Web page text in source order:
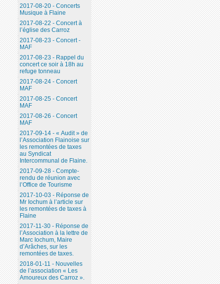
2017-08-20 - Concerts
Musique à Flaine
2017-08-22 - Concert à
l’église des Carroz
2017-08-23 - Concert -
MAF
2017-08-23 - Rappel du
concert ce soir à 18h au
refuge tonneau
2017-08-24 - Concert
MAF
2017-08-25 - Concert
MAF
2017-08-26 - Concert
MAF
2017-09-14 - « Audit » de
l’Association Flainoise sur
les remontées de taxes
au Syndicat
Intercommunal de Flaine.
2017-09-28 - Compte-
rendu de réunion avec
l’Office de Tourisme
2017-10-03 - Réponse de
Mr Iochum à l’article sur
les remontées de taxes à
Flaine
2017-11-30 - Réponse de
l’Association à la lettre de
Marc Iochum, Maire
d’Arâches, sur les
remontées de taxes.
2018-01-11 - Nouvelles
de l’association « Les
Amoureux des Carroz ».